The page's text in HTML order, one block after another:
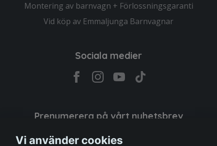
Montering av barnvagn + Förlossningsgaranti
Vid köp av Emmaljunga Barnvagnar
Sociala medier
Prenumerera på vårt nyhetsbrev
Vi använder cookies